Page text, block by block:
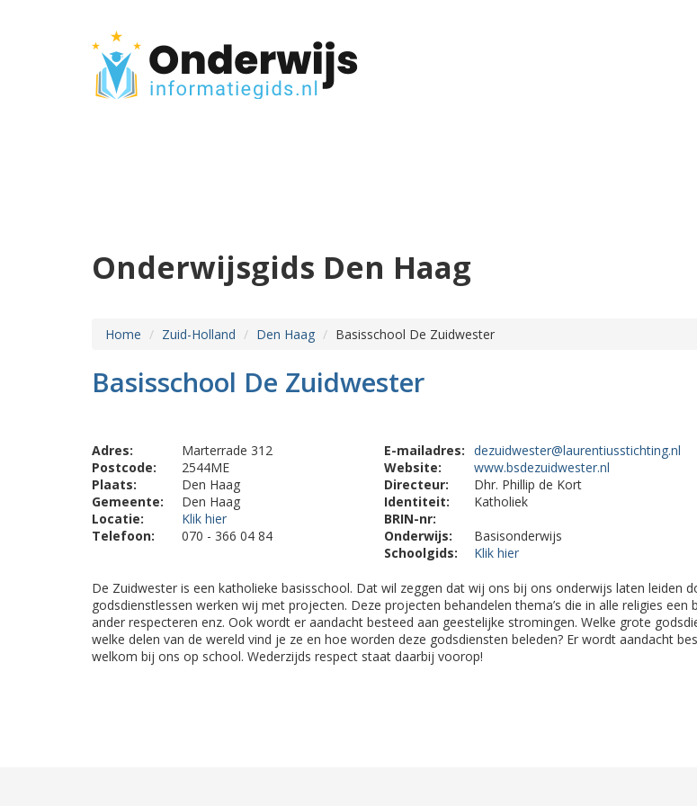
Onderwijsgids Den Haag
Home Zuid-Holland Den Haag Basisschool De Zuidwester
Basisschool De Zuidwester
Adres:
Marterrade 312
Postcode:
2544ME
Plaats:
Den Haag
Gemeente:
Den Haag
Locatie:
Klik hier
Telefoon:
070 - 366 04 84
E-mailadres: dezuidwester@laurentiusstichting.nl
Website:
www.bsdezuidwester.nl
Directeur:
Dhr. Phillip de Kort
Identiteit:
Katholiek
BRIN-nr:
Onderwijs:
Basisonderwijs
Schoolgids:
Klik hier
De Zuidwester is een katholieke basisschool. Dat wil zeggen dat wij ons bij ons onderwijs laten leiden
godsdienstlessen werken wij met projecten. Deze projecten behandelen thema’s die in alle religies
ander respecteren enz. Ook wordt er aandacht besteed aan geestelijke stromingen. Welke grote
welke delen van de wereld vind je ze en hoe worden deze godsdiensten beleden? Er wordt aandacht
welkom bij ons op school. Wederzijds respect staat daarbij voorop!